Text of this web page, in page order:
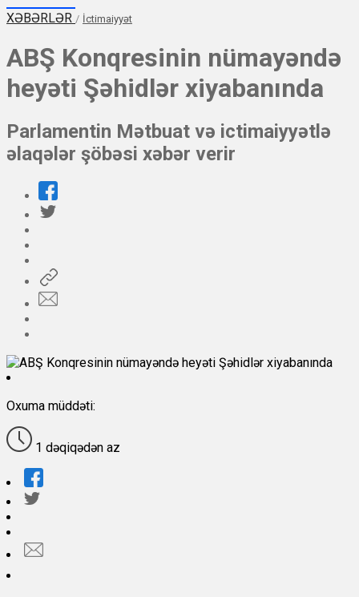
XƏBƏRLƏR / İctimaiyyət
ABŞ Konqresinin nümayəndə
heyəti Şəhidlər xiyabanında
Parlamentin Mətbuat və ictimaiyyətlə
əlaqələr şöbəsi xəbər verir
Oxuma müddəti:
1 dəqiqədən az